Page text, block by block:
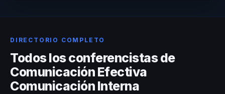
DIRECTORIO COMPLETO
Todos los conferencistas de
Comunicación Efectiva
Comunicación Interna